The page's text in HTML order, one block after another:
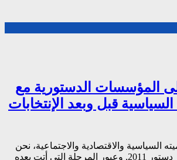
المؤسسات الدستورية مع
السياسية قبل وبعد الإنتخابات
السياسية والاقتصادية والاجتماعية، نحن
في المغرب بعد صدور دستور 2011, وعبور المرحلة التي أتت بعده